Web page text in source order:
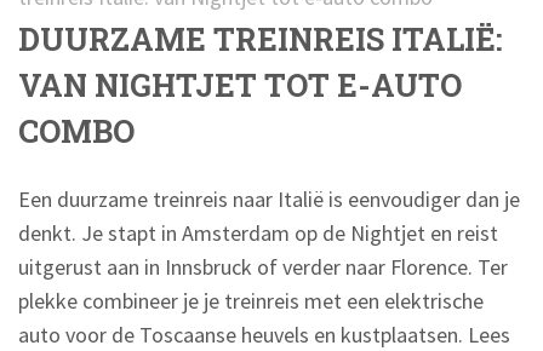
DUURZAME TREINREIS ITALIË:
VAN NIGHTJET TOT E-AUTO
COMBO
Een duurzame treinreis naar Italië is eenvoudiger dan je
denkt. Je stapt in Amsterdam op de Nightjet en reist
uitgerust aan in Innsbruck of verder naar Florence. Ter
plekke combineer je je treinreis met een elektrische
auto voor de Toscaanse heuvels en kustplaatsen. Lees